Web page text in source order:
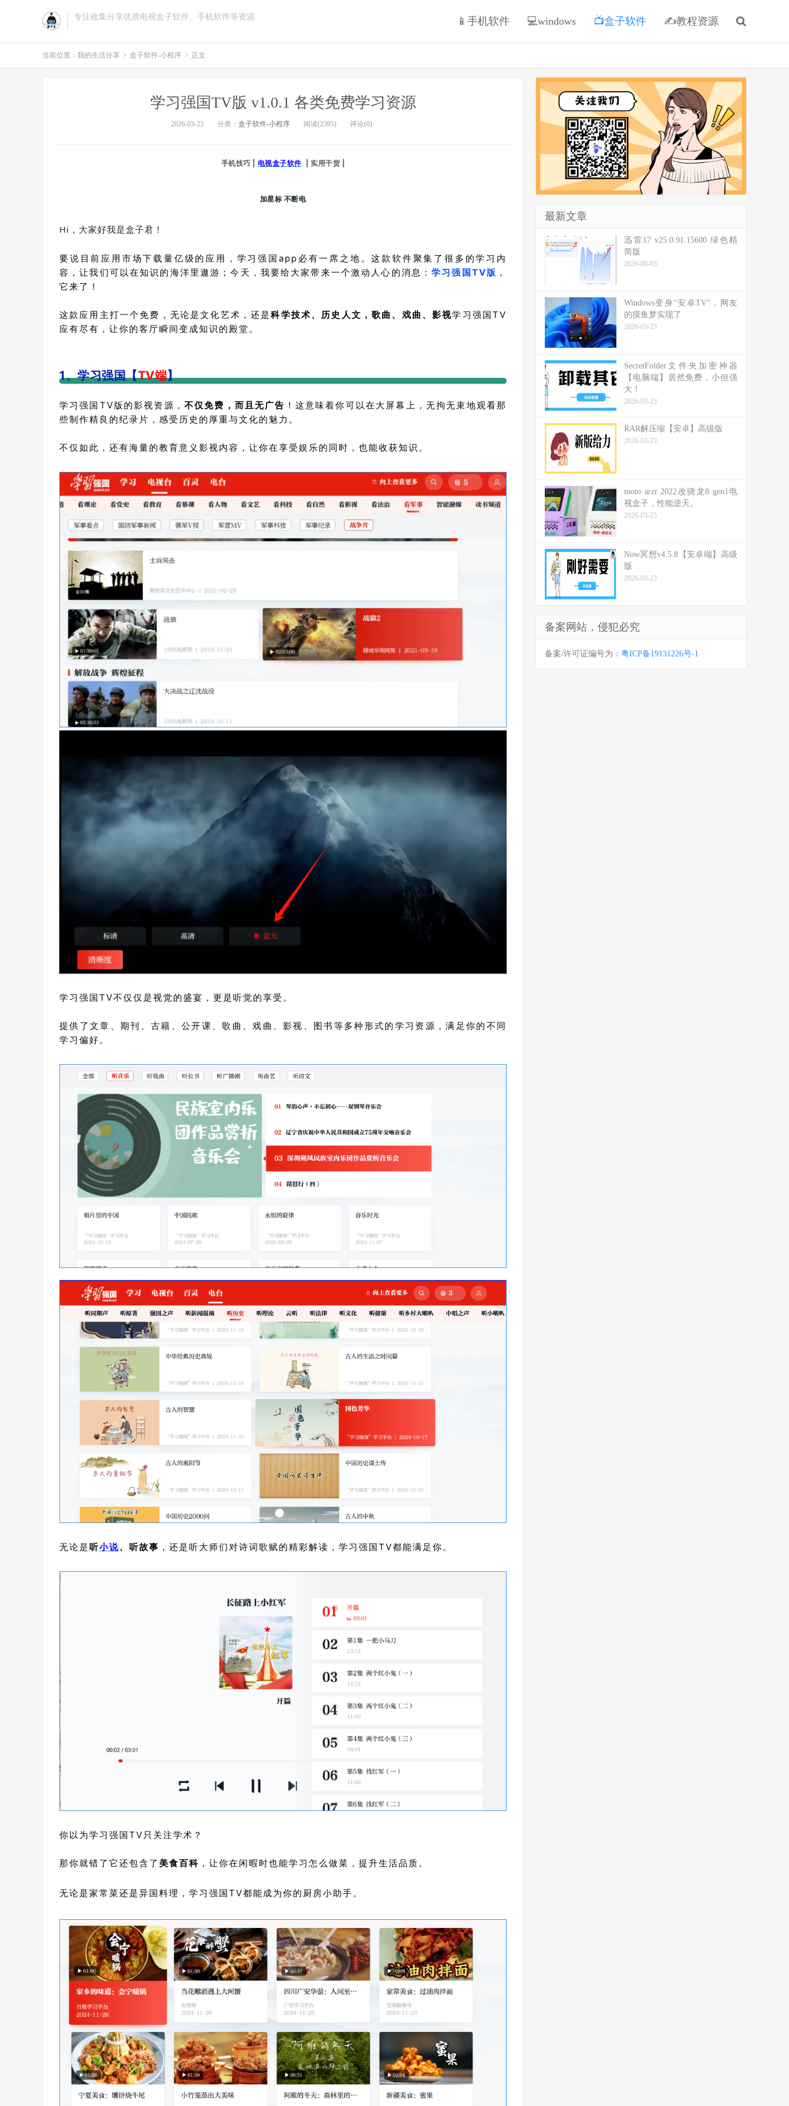
专注收集分享优质电视盒子软件、手机软件等资源 📱手机软件 💻windows 📺盒子软件 ✍教程资源
当前位置： 我的生活分享 > 盒子软件-小程序 > 正文
学习强国TV版 v1.0.1 各类免费学习资源
2026-03-23 分类： 盒子软件-小程序 阅读(2395) 评论(0)
手机技巧 | 电视盒子软件| 实用干货 |
加星标 不断电
Hi，大家好我是盒子君！
要说目前应用市场下载量亿级的应用，学习强国app必有一席之地。这款软件聚集了很多的学习内
容，让我们可以在知识的海洋里遨游；今天，我要给大家带来一个激动人心的消息：学习强国TV版 ，
它来了！
这款应用主打一个免费，无论是文化艺术，还是科学技术、历史人文，歌曲、戏曲、影视学习强国TV
应有尽有，让你的客厅瞬间变成知识的殿堂。
1、学习强国【TV端】
学习强国TV版的影视资源， 不仅免费，而且无广告 ！这意味着你可以在大屏幕上，无拘无束地观看那
些制作精良的纪录片，感受历史的厚重与文化的魅力。
不仅如此，还有海量的教育意义影视内容，让你在享受娱乐的同时，也能收获知识。
学习强国TV不仅仅是视觉的盛宴，更是听觉的享受。
提供了文章、期刊、古籍、公开课、歌曲、戏曲、影视、图书等多种形式的学习资源，满足你的不同
学习偏好。
无论是听小说、听故事 ，还是听大师们对诗词歌赋的精彩解读，学习强国TV都能满足你。
你以为学习强国TV只关注学术？
那你就错了它还包含了 美食百科 ，让你在闲暇时也能学习怎么做菜，提升生活品质。
无论是家常菜还是异国料理，学习强国TV都能成为你的厨房小助手。
最新文章
迅雷17 v25.0.91.15600 绿色精
简版
2026-08-03
Windows变身“安卓TV”，网友
的摸鱼梦实现了
2026-03-23
SecretFolder文件夹加密神器
【电脑端】居然免费，小但强
大！
2026-03-23
RAR解压缩【安卓】高级版
2026-03-23
moto arzr 2022改骁龙8 gen1电
视盒子，性能逆天。
2026-03-23
Now冥想v4.5.8【安卓端】高级
版
2026-03-23
备案网站，侵犯必究
备案/许可证编号为： 粤ICP备19131226号-1